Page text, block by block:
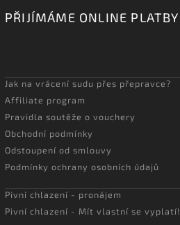
PŘIJÍMÁME ONLINE PLATBY
Jak na vrácení sudu přes přepravce?
Affiliate program
Pravidla soutěže o vouchery
Obchodní podmínky
Odstoupení od smlouvy
Podmínky ochrany osobních údajů
Pivní chlazení - pronájem
Pivní chlazení - Mít vlastní se vyplatí!